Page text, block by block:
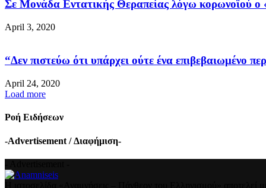
Σε Μονάδα Εντατικής Θεραπείας λόγω κορωνοϊού ο
April 3, 2020
“Δεν πιστεύω ότι υπάρχει ούτε ένα επιβεβαιωμένο
April 24, 2020
Load more
Ροή Ειδήσεων
-Advertisement / Διαφήμιση-